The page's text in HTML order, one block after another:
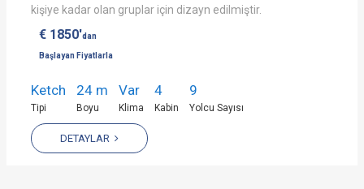
kişiye kadar olan gruplar için dizayn edilmiştir.
€ 1850'dan
Başlayan Fiyatlarla
Ketch
Tipi
24 m
Boyu
Var
Klima
4
Kabin
9
Yolcu Sayısı
DETAYLAR